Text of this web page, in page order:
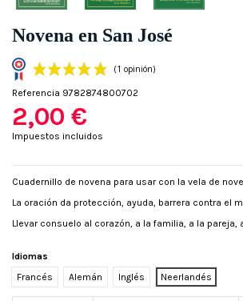
Novena en San José
(1 opinión)
Referencia 9782874800702
2,00 €
Impuestos incluidos
Cuadernillo de novena para usar con la vela de
La oración da protección, ayuda, barrera contra el
Llevar consuelo al corazón, a la familia, a la pareja,
Idiomas
Francés
Alemán Inglés Neerlandés